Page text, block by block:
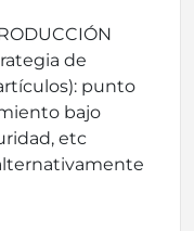
de
punto
bajo
etc